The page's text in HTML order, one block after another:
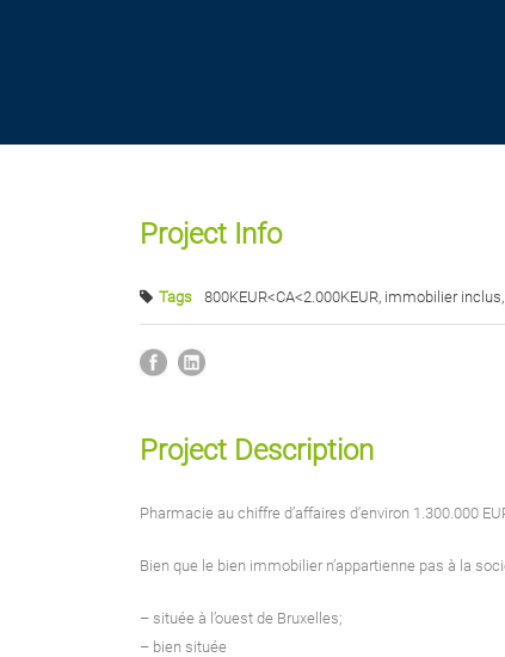
Project Info
Tags 800KEUR<CA<2.000KEUR, immobilier inclus,
Project Description
Pharmacie au chiffre d’affaires d’environ 1.300.000
Bien que le bien immobilier n’appartienne pas à la
– située à l’ouest de Bruxelles;
– bien située